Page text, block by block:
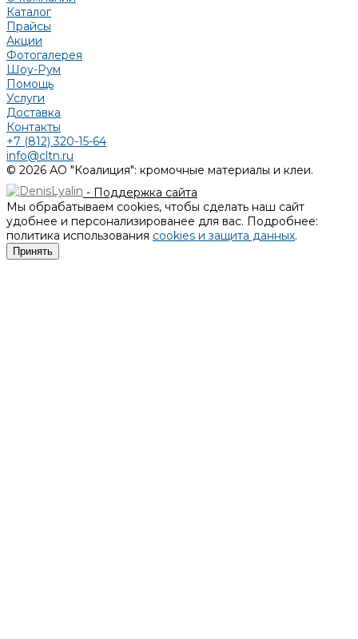
Каталог
Прайсы
Акции
Фотогалерея
Шоу-Рум
Помощь
Услуги
Доставка
Контакты
+7 (812) 320-15-64
info@cltn.ru
© 2026 АО "Коалиция": кромочные материалы и клеи.
- Поддержка сайта
Мы обрабатываем cookies, чтобы сделать наш сайт
удобнее и персонализированее для вас. Подробнее:
политика использования cookies и защита данных.
Принять